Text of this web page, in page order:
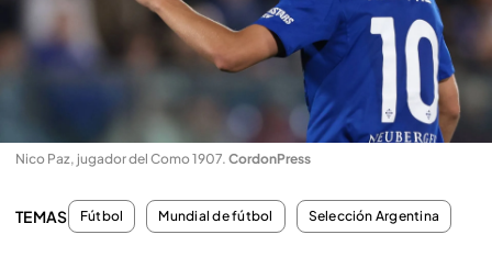
Nico Paz, jugador del Como 1907. CordonPress
TEMAS Fútbol Mundial de fútbol Selección Argentina